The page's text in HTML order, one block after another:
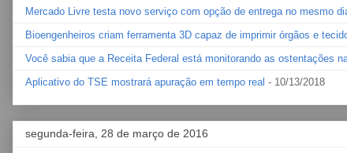
Mercado Livre testa novo serviço com opção de entrega no mesmo
Bioengenheiros criam ferramenta 3D capaz de imprimir órgãos e
Você sabia que a Receita Federal está monitorando as ostentações
Aplicativo do TSE mostrará apuração em tempo real - 10/13/2018
segunda-feira, 28 de março de 2016